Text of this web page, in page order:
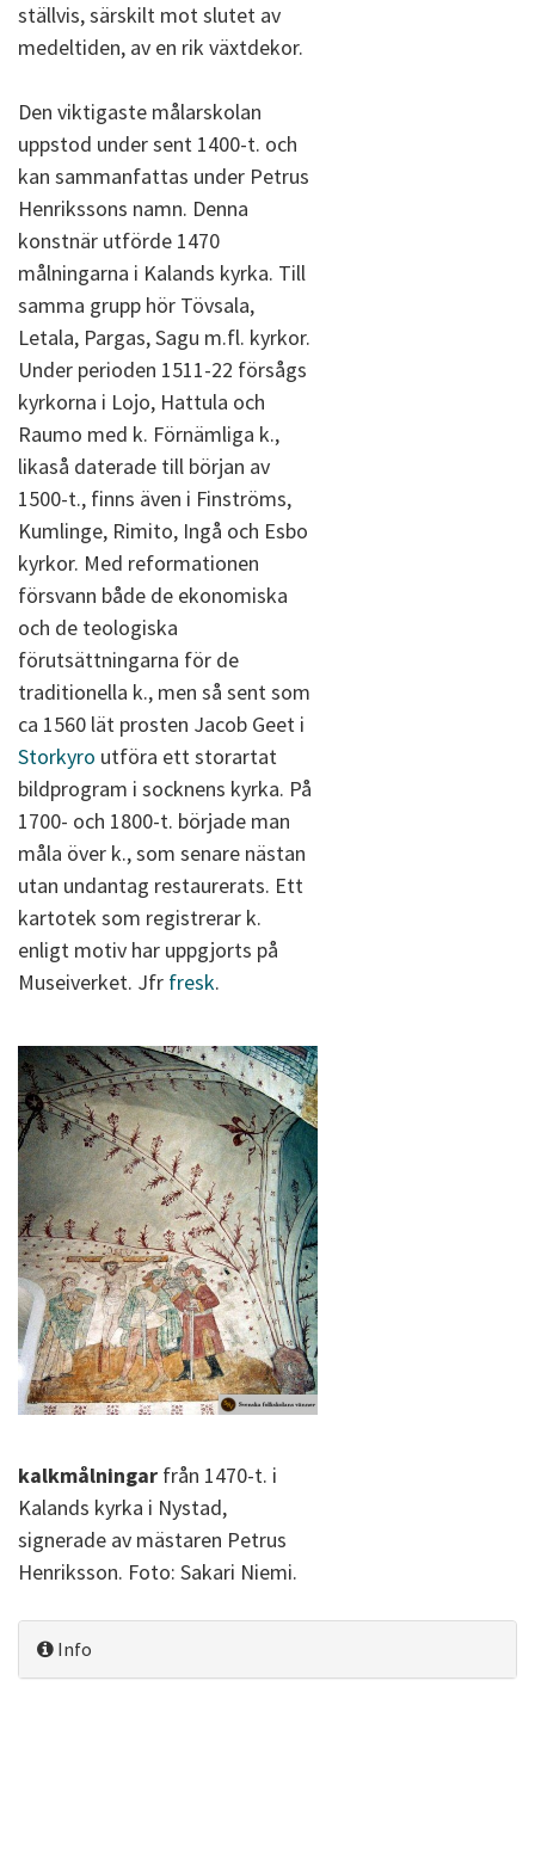
ställvis, särskilt mot slutet av
medeltiden, av en rik växtdekor.
Den viktigaste målarskolan
uppstod under sent 1400-t. och
kan sammanfattas under Petrus
Henrikssons namn. Denna
konstnär utförde 1470
målningarna i Kalands kyrka. Till
samma grupp hör Tövsala,
Letala, Pargas, Sagu m.fl. kyrkor.
Under perioden 1511-22 försågs
kyrkorna i Lojo, Hattula och
Raumo med k. Förnämliga k.,
likaså daterade till början av
1500-t., finns även i Finströms,
Kumlinge, Rimito, Ingå och Esbo
kyrkor. Med reformationen
försvann både de ekonomiska
och de teologiska
förutsättningarna för de
traditionella k., men så sent som
ca 1560 lät prosten Jacob Geet i
Storkyro utföra ett storartat
bildprogram i socknens kyrka. På
1700- och 1800-t. började man
måla över k., som senare nästan
utan undantag restaurerats. Ett
kartotek som registrerar k.
enligt motiv har uppgjorts på
Museiverket. Jfr fresk.
kalkmålningar från 1470-t. i
Kalands kyrka i Nystad,
signerade av mästaren Petrus
Henriksson. Foto: Sakari Niemi.
Info